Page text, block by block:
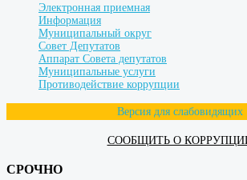
Электронная приемная
Информация
Муниципальный округ
Совет Депутатов
Аппарат Совета депутатов
Муниципальные услуги
Противодействие коррупции
Версия для слабовидящих
СООБЩИТЬ О
СРОЧНО